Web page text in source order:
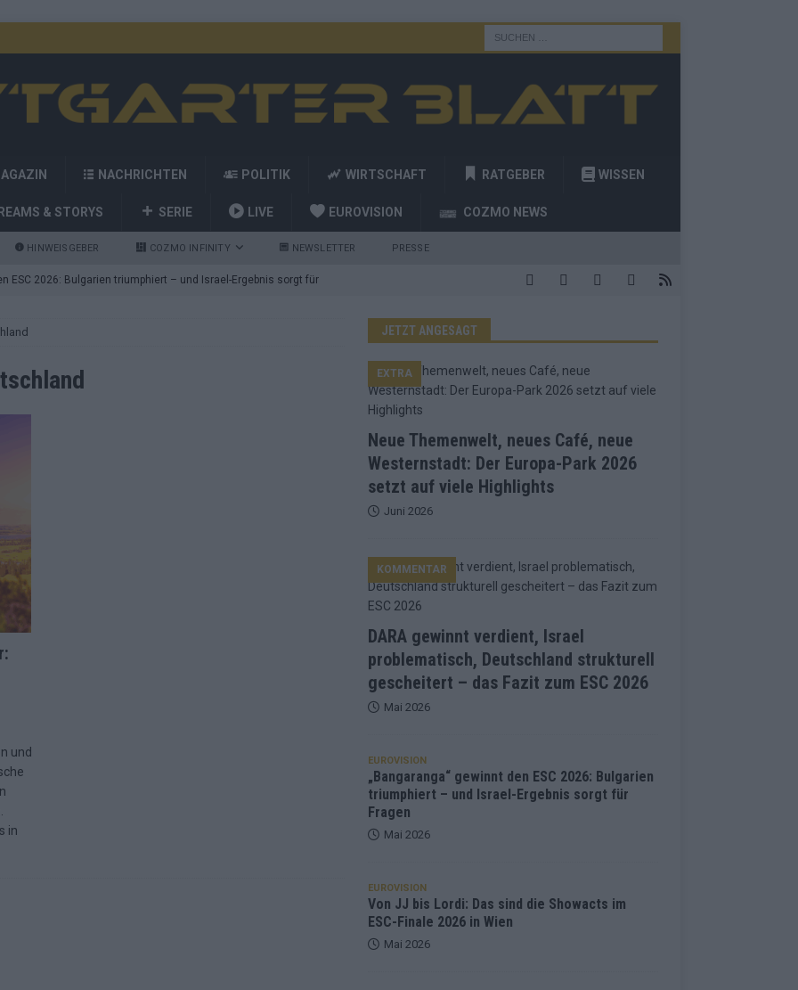
NACHRICHTEN POLITIK WIRTSCHAFT RATGEBER WISSEN
& STORYS SERIE LIVE EUROVISION COZMO NEWS
HINWEISGEBER COZMO INFINITY NEWSLETTER PRESSE
ESC 2026: Bulgarien triumphiert – und Israel-Ergebnis sorgt für
die Showacts im ESC-Finale 2026 in Wien
auf Platz 2: ESC-Finale-Startreihenfolge hat
vier Big-Four-Länder, ein Gastgeber – alle Acts im
Walzer zu kurz, Moderation zu provinziell – das Fazit zum
2: Dänemark vorne, Aserbaidschan chancenlos – Zypern
Café, neue Westernstadt: Der Europa-Park 2026 setzt auf viele
problematisch, Deutschland strukturell gescheitert – das
und
in
JETZT ANGESAGT
Neue Themenwelt, neues Café, neue
Westernstadt: Der Europa-Park 2026
setzt auf viele Highlights
EXTRA
Juni 2026
DARA gewinnt verdient, Israel
problematisch, Deutschland strukturell
gescheitert – das Fazit zum ESC 2026
KOMMENTAR
Mai 2026
EUROVISION
„Bangaranga“ gewinnt den ESC 2026: Bulgarien
triumphiert – und Israel-Ergebnis sorgt für
Fragen
Mai 2026
EUROVISION
Von JJ bis Lordi: Das sind die Showacts im
ESC-Finale 2026 in Wien
Mai 2026